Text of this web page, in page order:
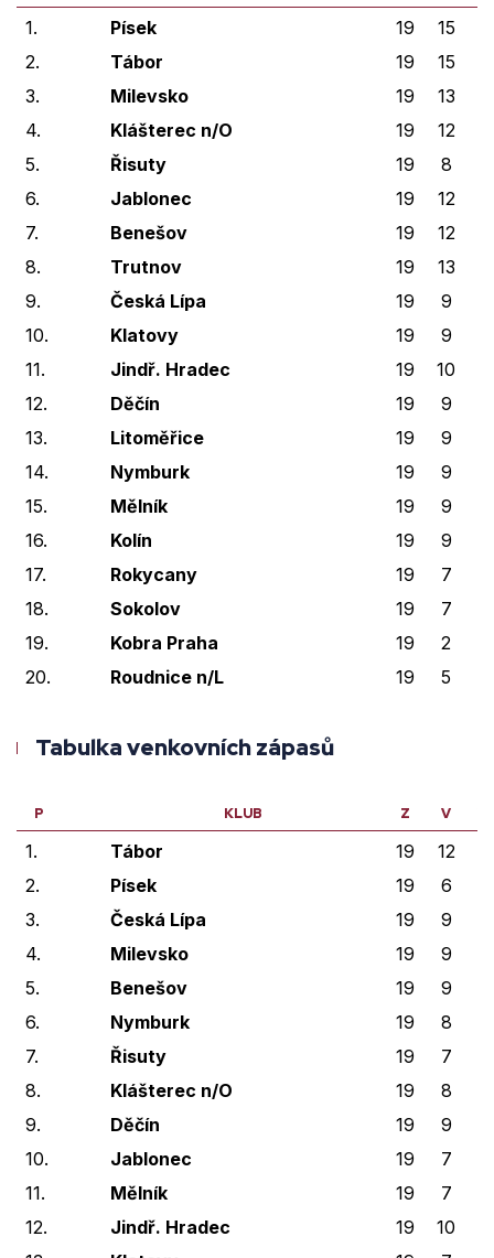
1. Písek 19 15
2.
Tábor 19 15
3.
Milevsko 19 13
4.
Klášterec n/O 19 12
5.
Řisuty 19 8
6.
Jablonec 19 12
7.
Benešov 19 12
8.
Trutnov 19 13
9.
Česká Lípa 19 9
10.
Klatovy 19 9
11.
Jindř. Hradec 19 10
12.
Děčín 19 9
13.
Litoměřice 19 9
14.
Nymburk 19 9
15.
Mělník 19 9
16.
Kolín 19 9
17.
Rokycany 19 7
18.
Sokolov 19 7
19.
Kobra Praha 19 2
20.
Roudnice n/L 19 5
Tabulka venkovních zápasů
P KLUB Z V
1. Tábor 19 12
2.
Písek 19 6
3.
Česká Lípa 19 9
4.
Milevsko 19 9
5.
Benešov 19 9
6.
Nymburk 19 8
7.
Řisuty 19 7
8.
Klášterec n/O 19 8
9.
Děčín 19 9
10.
Jablonec 19 7
11.
Mělník 19 7
12.
Jindř. Hradec 19 10